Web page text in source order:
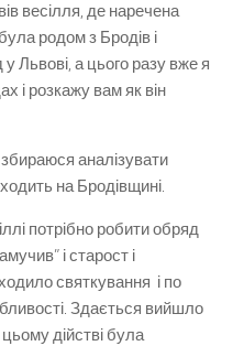
вів весілля, де наречена
була родом з Бродів і
Львові, а цього разу вже я
і розкажу вам як він
аналізувати
на Бродівщині.
потрібно робити обряд
і старост і
святкування і по
Здається вийшло
дійстві була